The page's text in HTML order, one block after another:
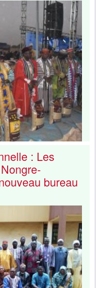
: Les
bureau